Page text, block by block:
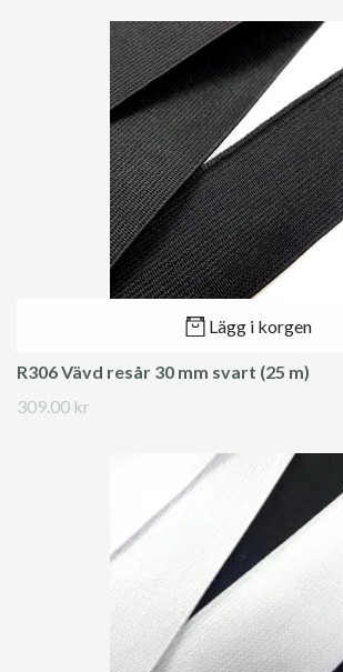
Lägg i korgen
R306 Vävd resår 30 mm svart (25 m)
309.00 kr